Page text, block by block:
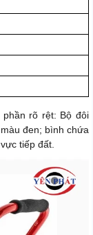
phần rõ rệt: Bộ đôi
đen; bình chứa
tiếp đất.